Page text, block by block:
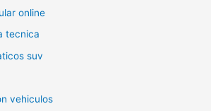
online
tecnica
suv
vehiculos